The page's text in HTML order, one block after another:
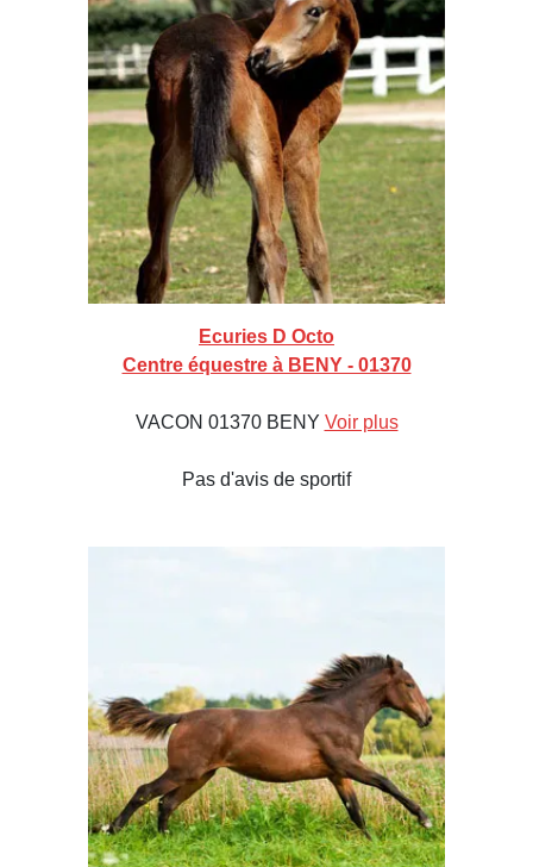
Ecuries D Octo
Centre équestre à BENY - 01370
VACON 01370 BENY Voir plus
Pas d'avis de sportif